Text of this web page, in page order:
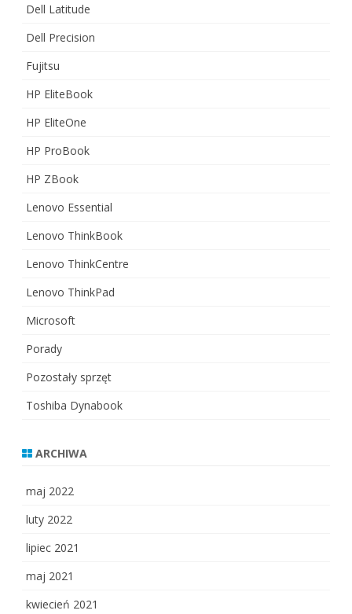
Dell Latitude
Dell Precision
Fujitsu
HP EliteBook
HP EliteOne
HP ProBook
HP ZBook
Lenovo Essential
Lenovo ThinkBook
Lenovo ThinkCentre
Lenovo ThinkPad
Microsoft
Porady
Pozostały sprzęt
Toshiba Dynabook
ARCHIWA
maj 2022
luty 2022
lipiec 2021
maj 2021
kwiecień 2021